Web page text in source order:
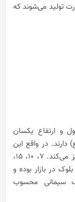
از نظر شکل هندسی به 2 صورت تولید می‌شوند که
و ارتفاع یکسان
(سانتی‌متر مربع) دارند. در واقع این
ضخامت بلوک‌ها است که آن‌ها را از هم متمایز می‌کند. 7، 10، 15،
بلوک در بازار بوده و
سیمانی محسوب